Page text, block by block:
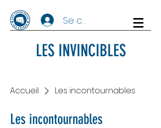
Se connecter
LES INVINCIBLES
Accueil Les incontournables
Les incontournables